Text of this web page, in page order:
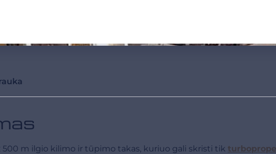
500 m ilgio kilimo ir tūpimo takas, kuriuo gali skristi tik